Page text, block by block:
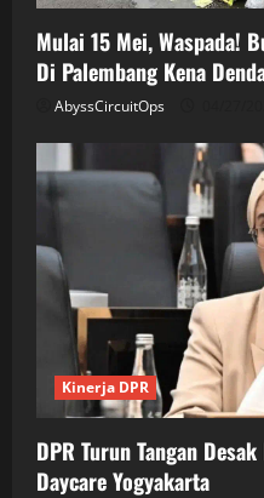
Mulai 15 Mei, Waspada!
Di Palembang Kena
AbyssCircuitOps
Kinerja DPR
DPR Turun Tangan
Daycare Yogyakarta